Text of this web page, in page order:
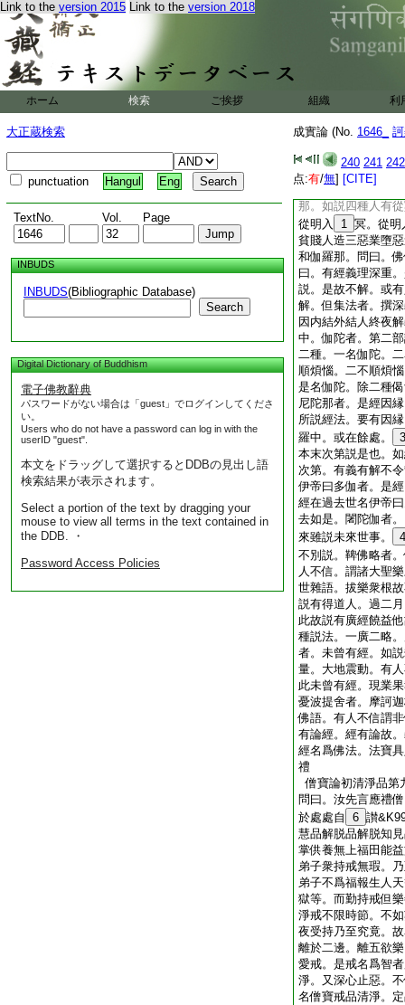
Link to the version 2015 Link to the version 2018
ホーム 検索 ご挨拶 組織 利
大正蔵検索
punctuation Hangul Eng
TextNo. Vol. Page
INBUDS
INBUDS(Bibliographic Database)
Search
Digital Dictionary of Buddhism
電子佛教辭典
パスワードがない場合は「guest」でログインしてくださ
い。
Users who do not have a password can log in with the
userID "guest".
本文をドラッグして選択するとDDBの見出し語
検索結果が表示されます。
Select a portion of the text by dragging your
mouse to view all terms in the text contained in
the DDB. ・
Password Access Policies
成實論 (No. 1646_
240 241 242
点:有/無] [CITE]
答曰。欲令義理堅
固。又欲嚴飾言辭
或持貫華以爲莊嚴
易解。或有衆生樂
又義入偈中。則次
説偈。或謂佛法不
不然。法應造偈。
義故。又如經言。
我法。是故偈頌有
義經名和伽羅耶。
無礙等經名修多羅
那。如説四種人有
從明入
1 冥。從明
貧賤人造三惡業墮
和伽羅那。問曰。
曰。有經義理深重
説。是故不解。或
解。但集法者。撰
因内結外結人終夜
中。伽陀者。第二
二種。一名伽陀。
順煩惱。二不順煩
是名伽陀。除二種
尼陀那者。是經因
所説經法。要有因
羅中。或在餘處。
3
本末次第説是也。
次第。有義有解不
伊帝曰多伽者。是
經在過去世名伊帝
去如是。闍陀伽者
來雖説未來世事。
4
不別説。鞞佛略者
人不信。謂諸大聖
世雜語。拔樂衆根
説有得道人。過二
此故説有廣經饒益
種説法。一廣二略
者。未曾有經。如
量。大地震動。有
此未曾有經。現業
憂波提舍者。摩訶
佛語。有人不信謂
有論經。經有論故
經名爲佛法。法寶
禮
僧寶論初清淨品第
問曰。汝先言應禮
於處處自
6 讃
慧品解脱品解脱知
掌供養無上福田能
弟子衆持戒無瑕。
弟子不爲福報生人
獄等。而勤持戒但
淨戒不限時節。不
夜受持乃至究竟。
離於二邊。離五欲
愛戒。是戒名爲智
淨。又深心止惡。
名僧寶戒品清淨。